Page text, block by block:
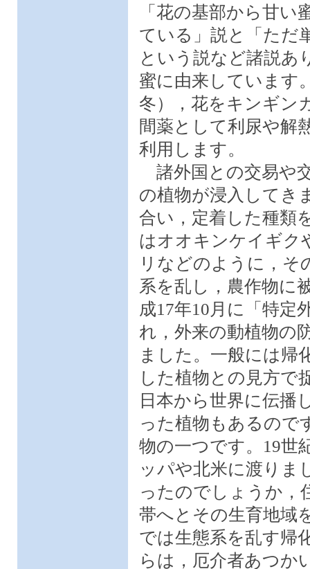
「花の基部から甘
ている」説と「ただ
という説など諸説あ
蜜に由来しています
冬），花をキンギン
間薬として利尿や解
利用します。
諸外国との交易や
の植物が浸入してき
合い，定着した種類
はオオキンケイギク
リなどのように，そ
系を乱し，農作物に
成17年10月に「特定
れ，外来の動植物の
ました。一般には帰
した植物との見方で
日本から世界に伝播
った植物もあるので
物の一つです。19世
ッパや北米に渡りま
ったのでしょうか，
帯へとその生育地域
では生態系を乱す帰
らは，厄介者あつか